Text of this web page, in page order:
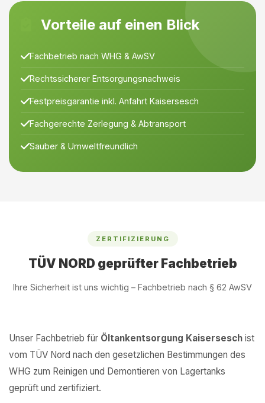
Vorteile auf einen Blick
Fachbetrieb nach WHG & AwSV
Rechtssicherer Entsorgungsnachweis
Festpreisgarantie inkl. Anfahrt Kaisersesch
Fachgerechte Zerlegung & Abtransport
Sauber & Umweltfreundlich
ZERTIFIZIERUNG
TÜV NORD geprüfter Fachbetrieb
Ihre Sicherheit ist uns wichtig – Fachbetrieb nach § 62 AwSV
Unser Fachbetrieb für Öltankentsorgung Kaisersesch ist
vom TÜV Nord nach den gesetzlichen Bestimmungen des
WHG zum Reinigen und Demontieren von Lagertanks
geprüft und zertifiziert.